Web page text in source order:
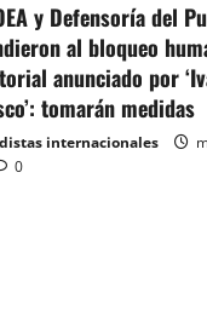
y Defensoría del
al bloqueo
anunciado por
tomarán medidas
internacionales
0